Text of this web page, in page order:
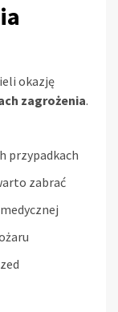
okazję
zagrożenia.
przypadkach
zabrać